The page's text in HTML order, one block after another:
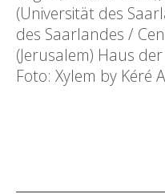
(Universität des
des Saarlandes /
(Jerusalem) Haus
Foto: Xylem by Kéré